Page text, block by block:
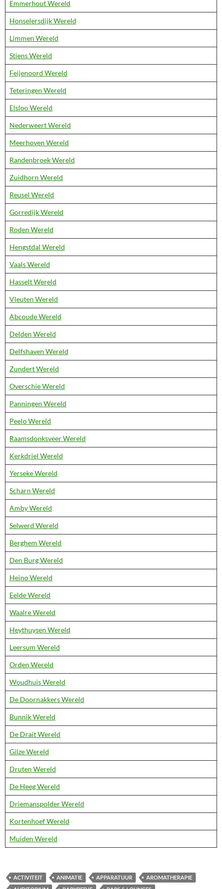
Emmerhout Wereld
Honselersdijk Wereld
Limmen Wereld
Stiens Wereld
Feijenoord Wereld
Teteringen Wereld
Elsloo Wereld
Nederweert Wereld
Meerhoven Wereld
Randenbroek Wereld
Zuidhorn Wereld
Reusel Wereld
Gorredijk Wereld
Roden Wereld
Hengstdal Wereld
Vaals Wereld
Hasselt Wereld
Vleuten Wereld
Abcoude Wereld
Delden Wereld
Delfshaven Wereld
Zundert Wereld
Overschie Wereld
Panningen Wereld
Peelo Wereld
Raamsdonksveer Wereld
Kerkdriel Wereld
Yerseke Wereld
Scharn Wereld
Amby Wereld
Selwerd Wereld
Berghem Wereld
Den Burg Wereld
Heino Wereld
Eelde Wereld
Waalre Wereld
Heythuysen Wereld
Leersum Wereld
Orden Wereld
Woudhuis Wereld
De Doornakkers Wereld
Bunnik Wereld
De Drait Wereld
Gilze Wereld
Druten Wereld
De Heeg Wereld
Driemanspolder Wereld
Kortenhoef Wereld
Muiden Wereld
ACTIVITEIT ANIMATIE APPARATUUR
AROMATHERAPIE